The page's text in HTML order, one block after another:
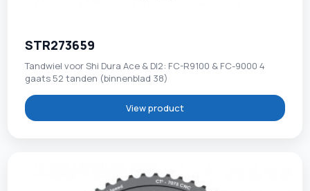
STR273659
Tandwiel voor Shi Dura Ace & DI2: FC-R9100 & FC-9000 4
gaats 52 tanden (binnenblad 38)
View product